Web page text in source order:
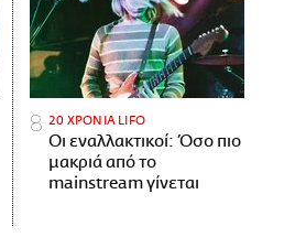
20 ΧΡΟΝΙΑ LIFO
Οι εναλλακτικοί: Όσο πιο
μακριά από το
mainstream γίνεται